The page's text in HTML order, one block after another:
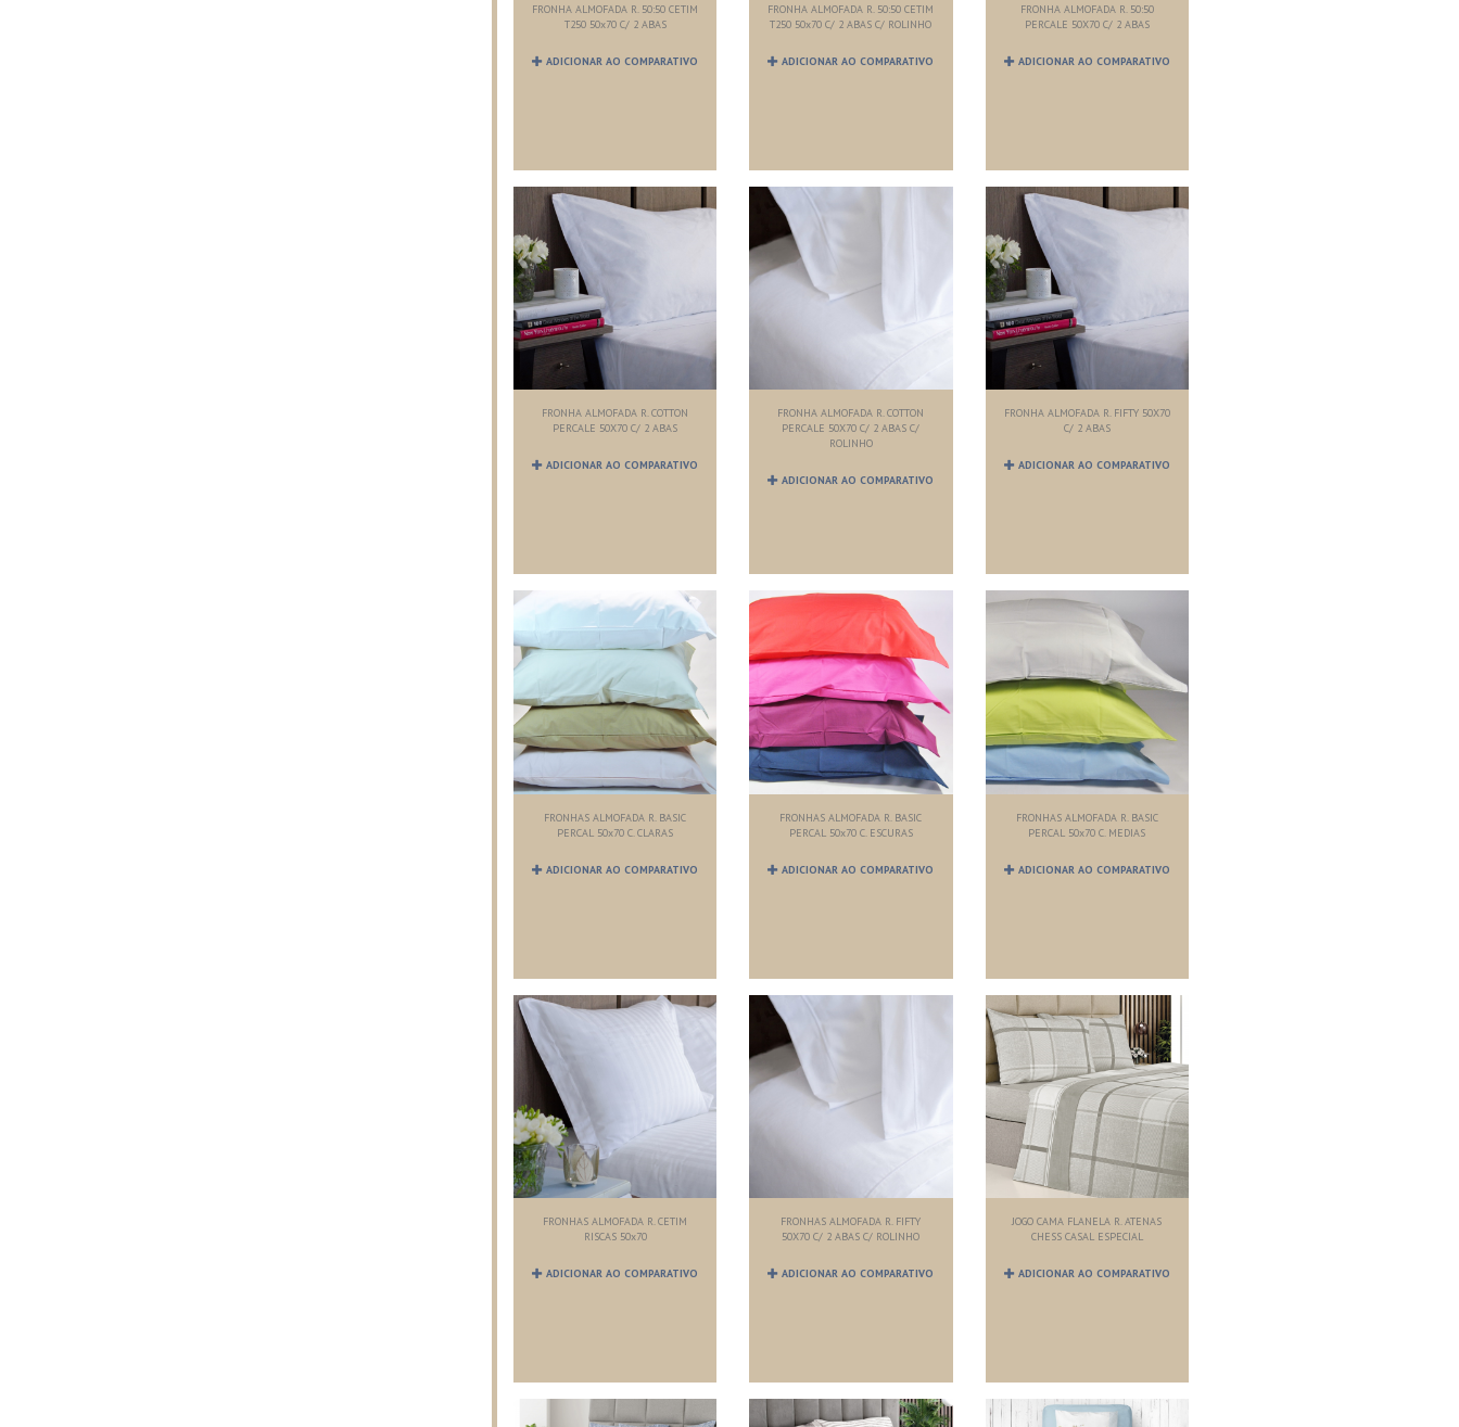
FRONHA ALMOFADA R. 50:50 CETIM
T250 50x70 C/ 2 ABAS
ADICIONAR AO COMPARATIVO
FRONHA ALMOFADA R. 50:50 CETIM
T250 50x70 C/ 2 ABAS C/ ROLINHO
ADICIONAR AO COMPARATIVO
FRONHA ALMOFADA R. 50:50
PERCALE 50X70 C/ 2 ABAS
ADICIONAR AO COMPARATIVO
FRONHA ALMOFADA R. COTTON
PERCALE 50X70 C/ 2 ABAS
ADICIONAR AO COMPARATIVO
FRONHA ALMOFADA R. COTTON
PERCALE 50X70 C/ 2 ABAS C/
ROLINHO
ADICIONAR AO COMPARATIVO
FRONHA ALMOFADA R. FIFTY 50X70
C/ 2 ABAS
ADICIONAR AO COMPARATIVO
FRONHAS ALMOFADA R. BASIC
PERCAL 50x70 C. CLARAS
ADICIONAR AO COMPARATIVO
FRONHAS ALMOFADA R. BASIC
PERCAL 50x70 C. ESCURAS
ADICIONAR AO COMPARATIVO
FRONHAS ALMOFADA R. BASIC
PERCAL 50x70 C. MEDIAS
ADICIONAR AO COMPARATIVO
FRONHAS ALMOFADA R. CETIM
RISCAS 50x70
ADICIONAR AO COMPARATIVO
FRONHAS ALMOFADA R. FIFTY
50X70 C/ 2 ABAS C/ ROLINHO
ADICIONAR AO COMPARATIVO
JOGO CAMA FLANELA R. ATENAS
CHESS CASAL ESPECIAL
ADICIONAR AO COMPARATIVO